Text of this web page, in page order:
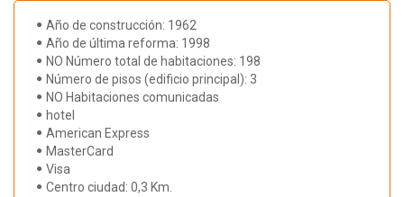
Año de construcción: 1962
Año de última reforma: 1998
NO Número total de habitaciones: 198
Número de pisos (edificio principal): 3
NO Habitaciones comunicadas
hotel
American Express
MasterCard
Visa
Centro ciudad: 0,3 Km.